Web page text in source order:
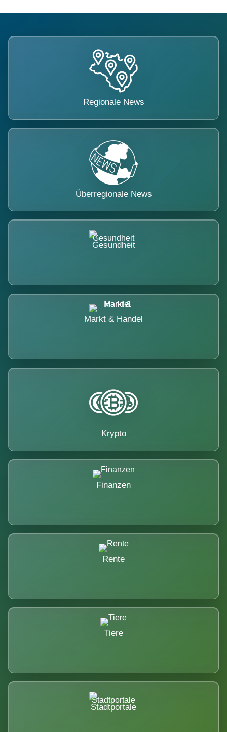
Regionale News
Überregionale News
Gesundheit
Markt & Handel
Krypto
Finanzen
Rente
Tiere
Stadtportale